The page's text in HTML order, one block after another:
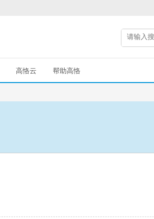
高恪云 帮助高恪